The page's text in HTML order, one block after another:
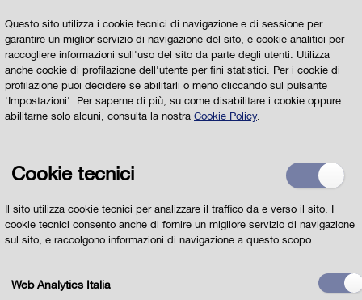
IeFP a Parma e sulle modalità di scelta della
Scuola
IlServizio per la Scuola del Comune di Parma
risponderà alle vostre domande
Questo sito utilizza i cookie tecnici di navigazione e di sessione per
garantire un miglior servizio di navigazione del sito, e cookie analitici per
raccogliere informazioni sull'uso del sito da parte degli utenti. Utilizza
anche cookie di profilazione dell'utente per fini statistici. Per i cookie di
profilazione puoi decidere se abilitarli o meno cliccando sul pulsante
'Impostazioni'. Per saperne di più, su come disabilitare i cookie oppure
abilitarne solo alcuni, consulta la nostra Cookie Policy.
Cookie tecnici
Il sito utilizza cookie tecnici per analizzare il traffico da e verso il sito. I
cookie tecnici consento anche di fornire un migliore servizio di navigazione
sul sito, e raccolgono informazioni di navigazione a questo scopo.
Web Analytics Italia